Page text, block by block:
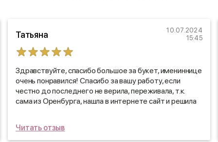
Татьяна
10.07.2024
15:45
Здравствуйте, спасибо большое за букет, имениннице
очень понравился! Спасибо за вашу работу, если
честно до последнего не верила, переживала, т.к.
сама из Оренбурга, нашла в интернете сайт и решила
Читать отзыв